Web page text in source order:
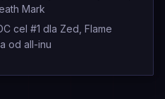
Mark
cel #1 dla Zed, Flame
od all-inu